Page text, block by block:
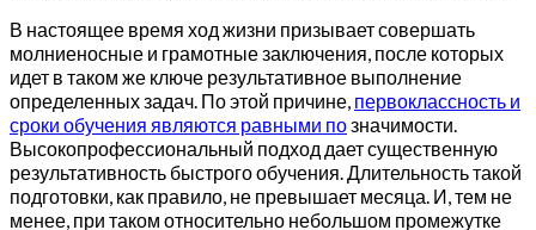
В настоящее время ход жизни призывает совершать
молниеносные и грамотные заключения, после которых
идет в таком же ключе результативное выполнение
определенных задач. По этой причине, первоклассность и
сроки обучения являются равными позначимости.
Высокопрофессиональный подход дает существенную
результативность быстрого обучения. Длительность такой
подготовки, как правило, не превышает месяца. И, тем не
менее, при таком относительно небольшом промежутке